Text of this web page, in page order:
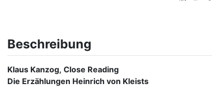
Beschreibung
Klaus Kanzog, Close Reading
Die Erzählungen Heinrich von Kleists